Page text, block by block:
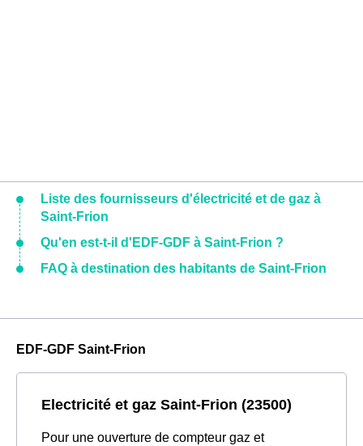
Liste des fournisseurs d'électricité et de gaz à
Saint-Frion
Qu'en est-t-il d'EDF-GDF à Saint-Frion ?
FAQ à destination des habitants de Saint-Frion
EDF-GDF Saint-Frion
Electricité et gaz Saint-Frion (23500)
Pour une ouverture de compteur gaz et